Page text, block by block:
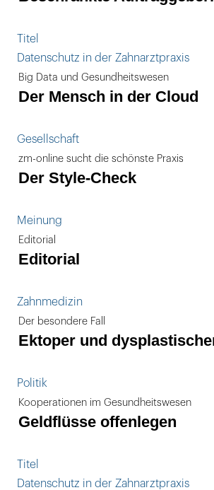
Titel
Datenschutz in der Zahnarztpraxis
Big Data und Gesundheitswesen
Der Mensch in der Cloud
Gesellschaft
zm-online sucht die schönste Praxis
Der Style-Check
Meinung
Editorial
Editorial
Zahnmedizin
Der besondere Fall
Ektoper und
Politik
Kooperationen im Gesundheitswesen
Geldflüsse offenlegen
Titel
Datenschutz in der Zahnarztpraxis